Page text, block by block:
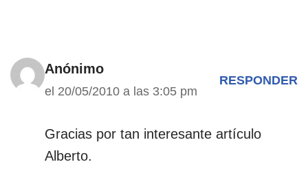
Anónimo
el 20/05/2010 a las 3:05 pm
RESPONDER
Gracias por tan interesante artículo
Alberto.